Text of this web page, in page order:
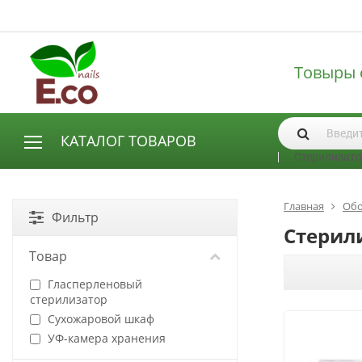
Товыры
КАТАЛОГ ТОВАРОВ
АКСЕССУАРЫ И РАСХОДНЫЕ МАТЕРИАЛЫ
Запасные лампы
Одноразовая продукция
Пилки
ГЕЛЬ ЛАКИ
База для гель лака
Главная
Фильтр
Товар
Гласперленовый
стерилизатор
Сухожаровой шкаф
УФ-камера хранения